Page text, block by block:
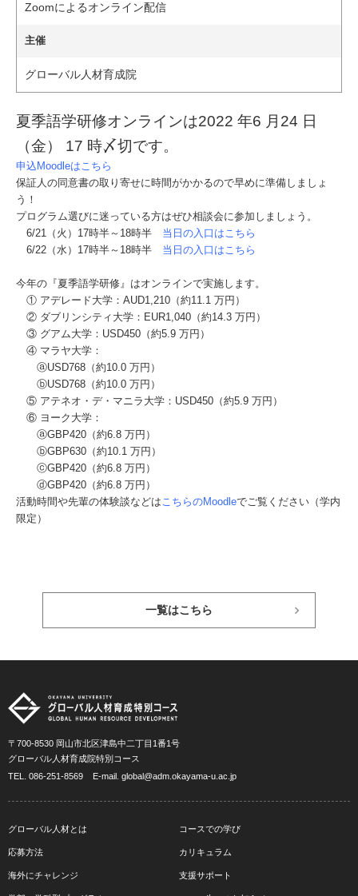
Zoomによるオンライン配信
主催
グローバル人材育成院
夏季語学研修オンラインは2022 年6 月24 日
（金） 17 時〆切です。
申込Moodleはこちら
保証人の同意書の取り寄せに時間がかかるので早めに準備しましょ
う！
プログラム選びに迷っている方はぜひ相談会に参加しましょう。
6/21（火）17時半～18時半 当日の入口はこちら
6/22（水）17時半～18時半 当日の入口はこちら
今年の『夏季語学研修』はオンラインで実施します。
① アデレード大学：AUD1,210（約11.1 万円）
② ダブリンシティ大学：EUR1,040（約14.3 万円）
③ グアム大学：USD450（約5.9 万円）
④ マラヤ大学：
ⓐUSD768（約10.0 万円）
ⓑUSD768（約10.0 万円）
⑤ アテネオ・デ・マニラ大学：USD450（約5.9 万円）
⑥ ヨーク大学：
ⓐGBP420（約6.8 万円）
ⓑGBP630（約10.1 万円）
ⓒGBP420（約6.8 万円）
ⓓGBP420（約6.8 万円）
活動時間や先輩の体験談などはこちらのMoodleでご覧ください（学内
限定）
一覧はこちら
〒700-8530 岡山市北区津島中二丁目1番1号
グローバル人材育成院特別コース
TEL. 086-251-8569 E-mail. global@adm.okayama-u.ac.jp
グローバル人材とは コースでの学び
応募方法 カリキュラム
海外にチャレンジ 支援サポート